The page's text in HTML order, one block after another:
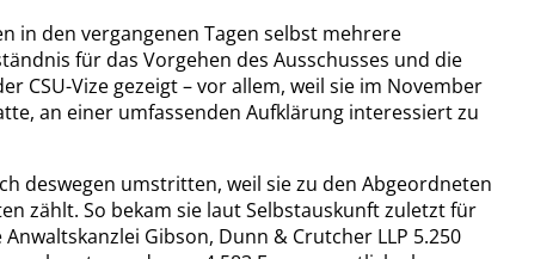
in den vergangenen Tagen selbst mehrere
für das Vorgehen des Ausschusses und die
CSU-Vize gezeigt – vor allem, weil sie im November
an einer umfassenden Aufklärung interessiert zu
deswegen umstritten, weil sie zu den Abgeordneten
zählt. So bekam sie laut Selbstauskunft zuletzt für
Gibson, Dunn & Crutcher LLP 5.250